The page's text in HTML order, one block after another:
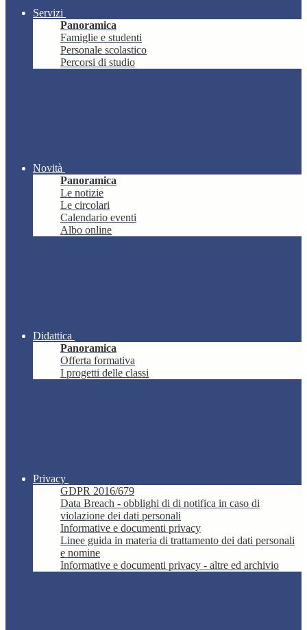
Servizi
Panoramica
Famiglie e studenti
Personale scolastico
Percorsi di studio
Novità
Panoramica
Le notizie
Le circolari
Calendario eventi
Albo online
Didattica
Panoramica
Offerta formativa
I progetti delle classi
Privacy
GDPR 2016/679
Data Breach - obblighi di di notifica in caso di
violazione dei dati personali
Informative e documenti privacy
Linee guida in materia di trattamento dei dati personali
e nomine
Informative e documenti privacy - altre ed archivio